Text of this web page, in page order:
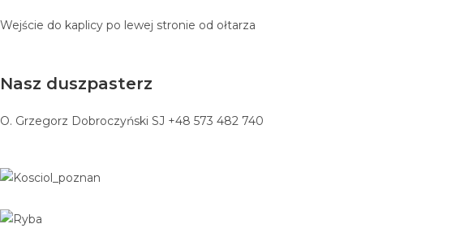
Wejście do kaplicy po lewej stronie od ołtarza
Nasz duszpasterz
O. Grzegorz Dobroczyński SJ +48 573 482 740